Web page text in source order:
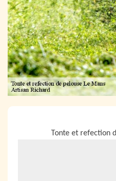
Tonte et refection